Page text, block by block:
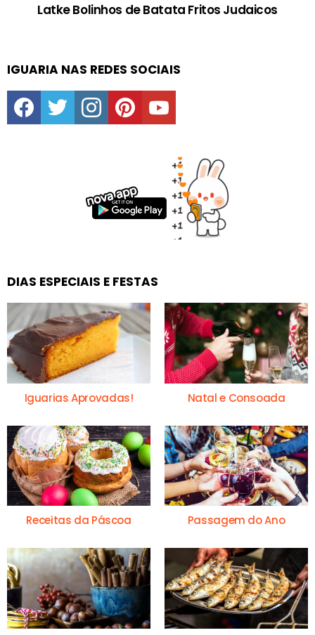
Latke Bolinhos de Batata Fritos Judaicos
IGUARIA NAS REDES SOCIAIS
facebooktwitter instagrampinterestyoutube
DIAS ESPECIAIS E FESTAS
Iguarias Aprovadas! Natal e Consoada
Receitas da Páscoa Passagem do Ano